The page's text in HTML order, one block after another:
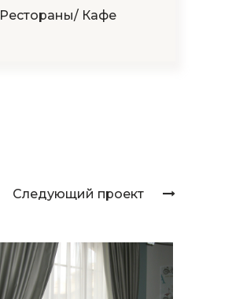
Рестораны/ Кафе
Следующий проект